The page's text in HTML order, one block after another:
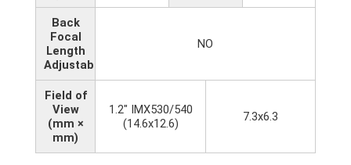
Back
Focal
Length
Adjustable
NO
Field of
View
(mm ×
mm)
1.2" IMX530/540
(14.6x12.6)
7.3x6.3